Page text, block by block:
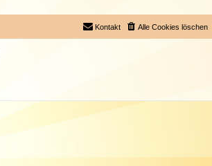
Alle Cookies löschen
Kontakt